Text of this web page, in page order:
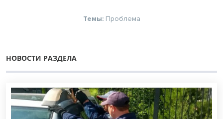
Темы: Проблема
НОВОСТИ РАЗДЕЛА